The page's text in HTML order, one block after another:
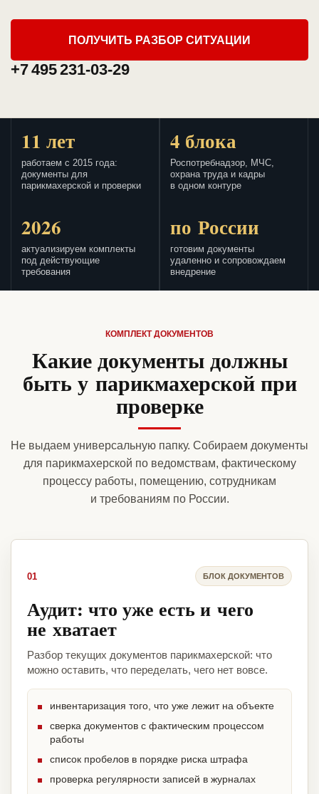
ПОЛУЧИТЬ РАЗБОР СИТУАЦИИ
+7 495 231-03-29
11 лет
работаем с 2015 года:
документы для
парикмахерской и проверки
4 блока
Роспотребнадзор, МЧС,
охрана труда и кадры
в одном контуре
2026
актуализируем комплекты
под действующие
требования
по России
готовим документы
удаленно и сопровождаем
внедрение
КОМПЛЕКТ ДОКУМЕНТОВ
Какие документы должны
быть у парикмахерской при
проверке
Не выдаем универсальную папку. Собираем документы
для парикмахерской по ведомствам, фактическому
процессу работы, помещению, сотрудникам
и требованиям по России.
01 БЛОК ДОКУМЕНТОВ
Аудит: что уже есть и чего
не хватает
Разбор текущих документов парикмахерской: что
можно оставить, что переделать, чего нет вовсе.
инвентаризация того, что уже лежит на объекте
сверка документов с фактическим процессом
работы
список пробелов в порядке риска штрафа
проверка регулярности записей в журналах